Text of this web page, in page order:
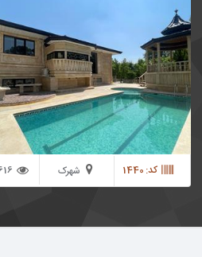
بهترین شهرک های باغ ویلایی غرب استان
این باغ دارای 300 متر ویلا دوبلکس
ساخته شده با بهترین متریال ساختمانی در
این باغ قرار گرفته است
کد: 1440
شهرک
والفجر